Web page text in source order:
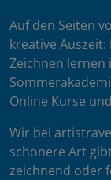
Auf den Seiten
kreative
Zeichnen lernen
Online Kurse
Wir bei
schönere Art
zeichnend oder